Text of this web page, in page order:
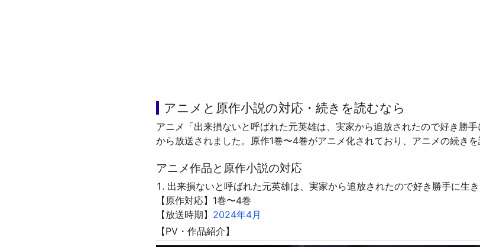
アニメと原作小説の対応・続きを読むなら
アニメ「出来損ないと呼ばれた元英雄は、実家から追放されたので好き勝
から放送されました。原作1巻〜4巻がアニメ化されており、アニメの続き
アニメ作品と原作小説の対応
出来損ないと呼ばれた元英雄は、実家から追放されたので好き勝手に生
【原作対応】1巻〜4巻
【放送時期】 2024年4月
【PV・作品紹介】